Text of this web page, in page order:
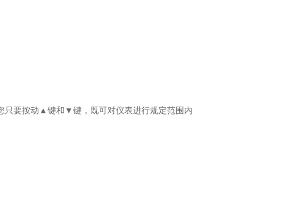
只要按动▲键和▼键，既可对仪表进行规定范围内